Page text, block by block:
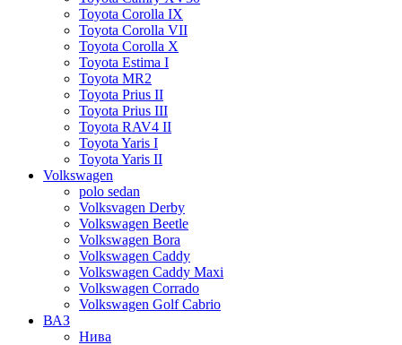
Toyota Corolla IX
Toyota Corolla VII
Toyota Corolla X
Toyota Estima I
Toyota MR2
Toyota Prius II
Toyota Prius III
Toyota RAV4 II
Toyota Yaris I
Toyota Yaris II
Volkswagen
polo sedan
Volksvagen Derby
Volkswagen Beetle
Volkswagen Bora
Volkswagen Caddy
Volkswagen Caddy Maxi
Volkswagen Corrado
Volkswagen Golf Cabrio
ВАЗ
Нива